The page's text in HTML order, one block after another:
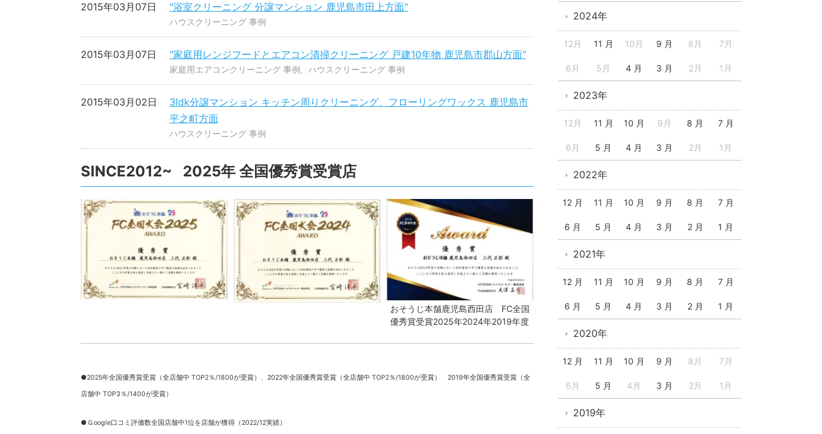
"浴室クリーニング 分譲マンション 鹿児島市田上方面"
2015年03月07日
ハウスクリーニング 事例
"家庭用レンジフードとエアコン清掃クリーニング 戸建10年物 鹿児島市郡山方面"
2015年03月07日
家庭用エアコンクリーニング 事例 ハウスクリーニング 事例
3ldk分譲マンション キッチン周りクリーニング、フローリングワックス 鹿児島市
平之町方面
2015年03月02日
ハウスクリーニング 事例
SINCE2012~ 2025年 全国優秀賞受賞店
おそうじ本舗鹿児島西田店 FC全国
優秀賞受賞2025年2024年2019年度
●2025年全国優秀賞受賞（全店舗中 TOP2％/1800が受賞）、 2022年全国優秀賞受賞（全店舗中 TOP2％/1800が受賞） 2019年全国優秀賞受賞（全
店舗中 TOP3％/1400が受賞）
●Ｇoogle口コミ評価数全国店舗中1位を店舗が獲得（2022/12実績）
2024年
12月 11 月 10月 9 月 8月 7月
6月 5月 4 月 3 月 2月 1月
2023年
12月 11 月 10 月 9月 8 月 7 月
6月 5 月 4 月 3 月 2月 1月
2022年
12 月 11 月 10 月 9 月 8 月 7 月
6 月 5 月 4 月 3 月 2 月 1 月
2021年
12 月 11 月 10 月 9 月 8 月 7 月
6 月 5 月 4 月 3 月 2 月 1 月
2020年
12 月 11 月 10 月 9 月 8月 7月
6月 5 月 4月 3 月 2月 1月
2019年